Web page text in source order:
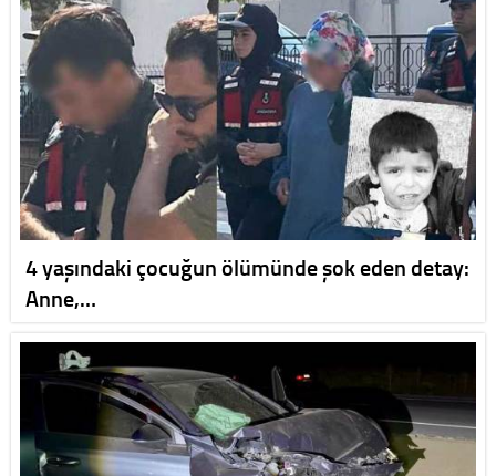
4 yaşındaki çocuğun ölümünde şok eden detay:
Anne,…